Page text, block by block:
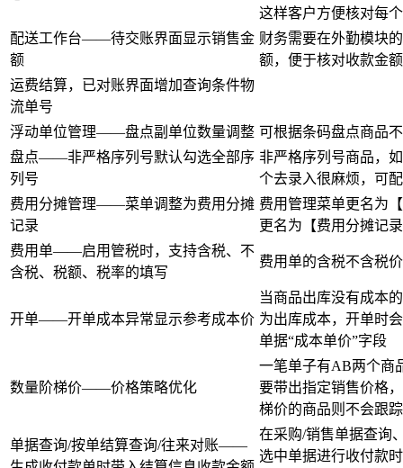
这样客户方便核对每
配送工作台——待交账界面显示销售金
额
财务需要在外勤模块
额，便于核对收款金额
运费结算，已对账界面增加查询条件物
流单号
浮动单位管理——盘点副单位数量调整 可根据条码盘点商品
盘点——非严格序列号默认勾选全部序
列号
非严格序列号商品，
个去录入很麻烦，可
费用分摊管理——菜单调整为费用分摊
记录
费用管理菜单更名为
更名为【费用分摊记
费用单——启用管税时，支持含税、不
含税、税额、税率的填写
费用单的含税不含税
开单——开单成本异常显示参考成本价
当商品出库没有成本
为出库成本，开单时
单据“成本单价”字段
数量阶梯价——价格策略优化
一笔单子有AB两个商
要带出指定销售价格
梯价的商品则不会跟
单据查询/按单结算查询/往来对账——
在采购/销售单据查询
选中单据进行收付款